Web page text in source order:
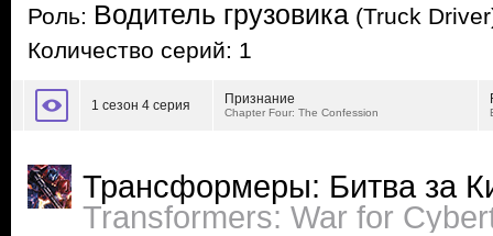
Роль: Водитель грузовика (Truck
Количество серий: 1
1 сезон 4 серия Признание
Chapter Four: The Confession
Трансформеры: Битва за
Transformers: War for